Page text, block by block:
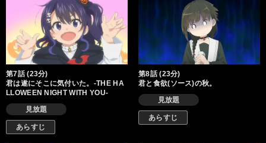
第7話 (23分)
君は遂にそこに気付いた。-THE HA
LLOWEEN NIGHT WITH YOU-
見放題
あらすじ
第8話 (23分)
君と食欲(ソース)の秋。
見放題
あらすじ